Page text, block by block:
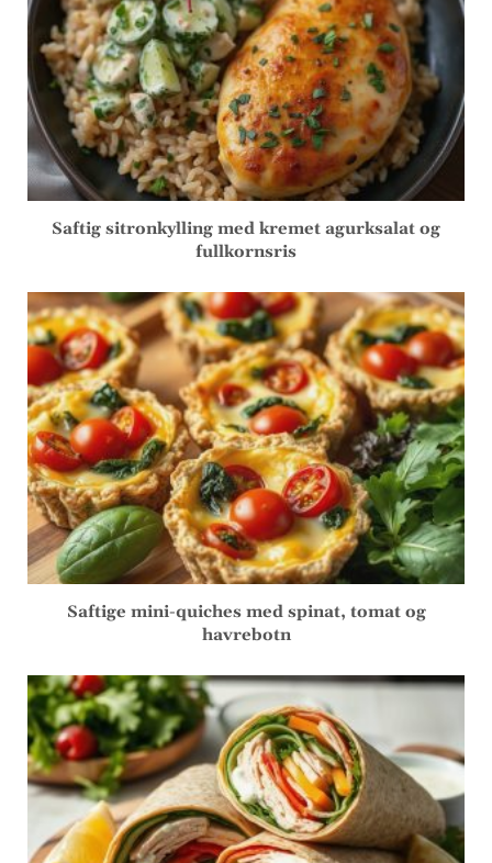
Saftig sitronkylling med kremet agurksalat og
fullkornsris
Saftige mini-quiches med spinat, tomat og
havrebotn